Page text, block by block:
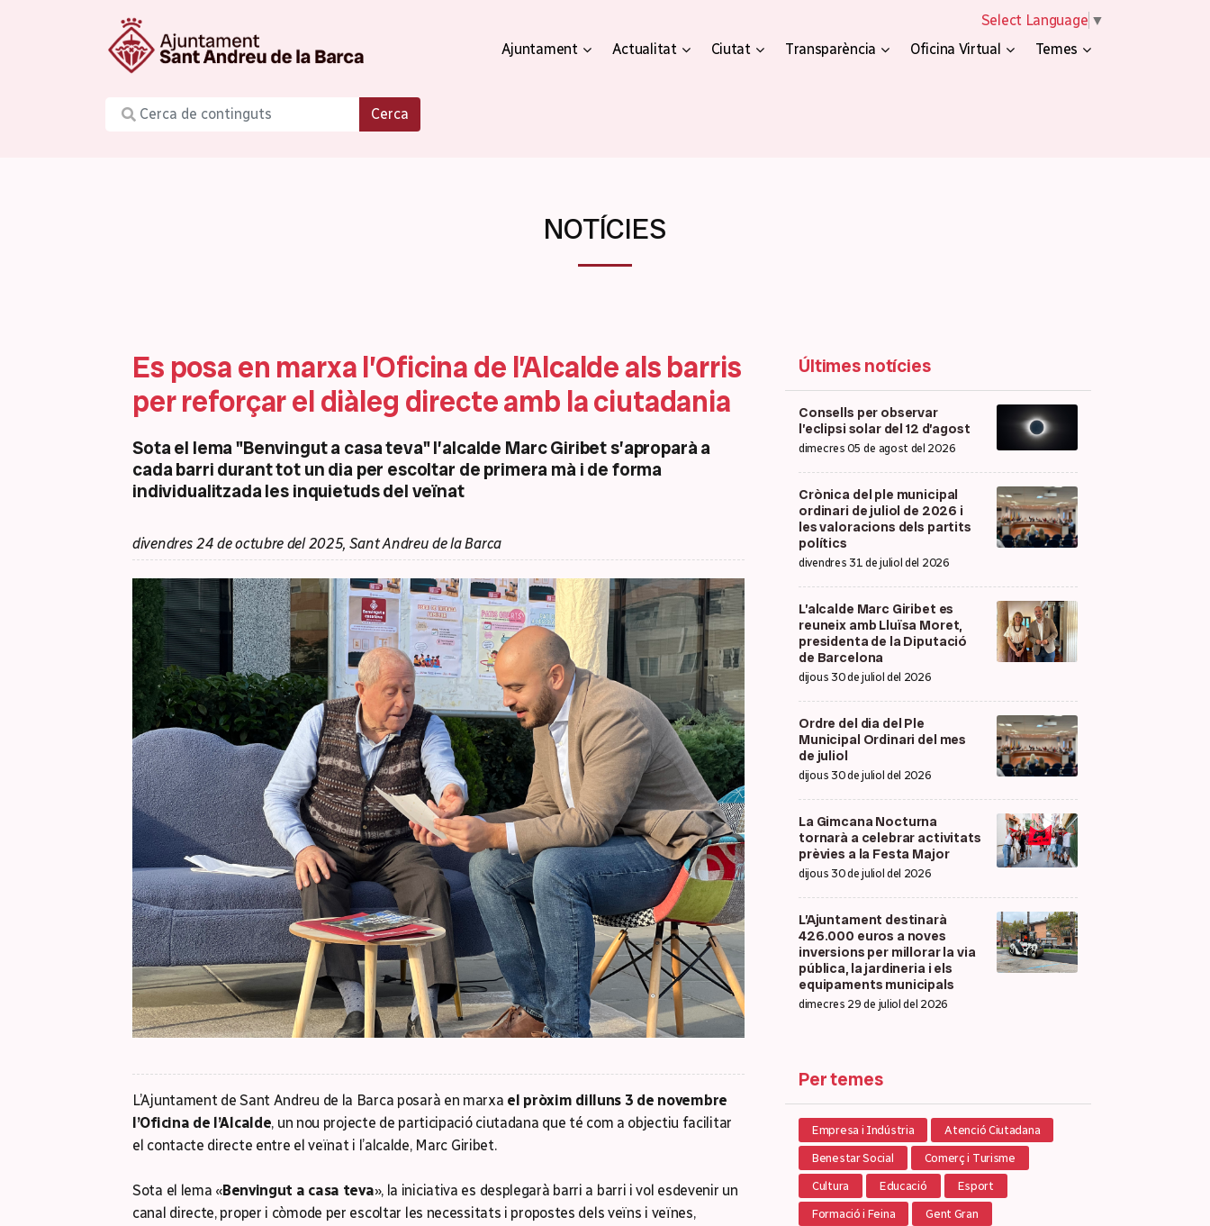
Select Language ▼
Cerca
Ajuntament Actualitat Ciutat Transparència Oficina Virtual Temes
NOTÍCIES
Es posa en marxa l’Oficina de l’Alcalde als barris
per reforçar el diàleg directe amb la ciutadania
Sota el lema "Benvingut a casa teva" l’alcalde Marc Giribet s’aproparà a
cada barri durant tot un dia per escoltar de primera mà i de forma
individualitzada les inquietuds del veïnat
divendres 24 de octubre del 2025, Sant Andreu de la Barca
L’Ajuntament de Sant Andreu de la Barca posarà en marxa el pròxim dilluns 3 de novembre
l’Oficina de l’Alcalde, un nou projecte de participació ciutadana que té com a objectiu facilitar
el contacte directe entre el veïnat i l’alcalde, Marc Giribet.
Sota el lema «Benvingut a casa teva», la iniciativa es desplegarà barri a barri i vol esdevenir un
canal directe, proper i còmode per escoltar les necessitats i propostes dels veïns i veïnes,
Últimes notícies
Consells per observar
l’eclipsi solar del 12 d’agost
dimecres 05 de agost del 2026
Crònica del ple municipal
ordinari de juliol de 2026 i
les valoracions dels partits
polítics
divendres 31 de juliol del 2026
L’alcalde Marc Giribet es
reuneix amb Lluïsa Moret,
presidenta de la Diputació
de Barcelona
dijous 30 de juliol del 2026
Ordre del dia del Ple
Municipal Ordinari del mes
de juliol
dijous 30 de juliol del 2026
La Gimcana Nocturna
tornarà a celebrar activitats
prèvies a la Festa Major
dijous 30 de juliol del 2026
L’Ajuntament destinarà
426.000 euros a noves
inversions per millorar la via
pública, la jardineria i els
equipaments municipals
dimecres 29 de juliol del 2026
Per temes
Empresa i Indústria Atenció Ciutadana
Benestar Social Comerç i Turisme
Cultura Educació Esport
Formació i Feina Gent Gran